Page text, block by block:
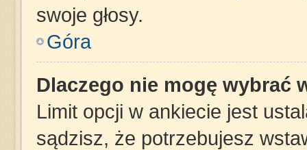
swoje głosy.
Góra
Dlaczego nie mogę wybrać
Limit opcji w ankiecie jest
sądzisz, że potrzebujesz